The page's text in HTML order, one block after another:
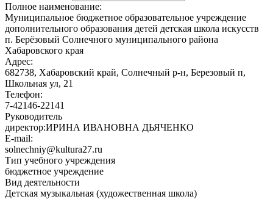
Полное наименование:
Муниципальное бюджетное образовательное учреждение
дополнительного образования детей детская школа искусств
п. Берёзовый Солнечного муниципального района
Хабаровского края
Адрес:
682738, Хабаровский край, Солнечный р-н, Березовый п,
Школьная ул, 21
Телефон:
7-42146-22141
Руководитель
директор:ИРИНА ИВАНОВНА ДЬЯЧЕНКО
E-mail:
solnechniy@kultura27.ru
Тип учебного учреждения
бюджетное учреждение
Вид деятельности
Детская музыкальная (художественная школа)